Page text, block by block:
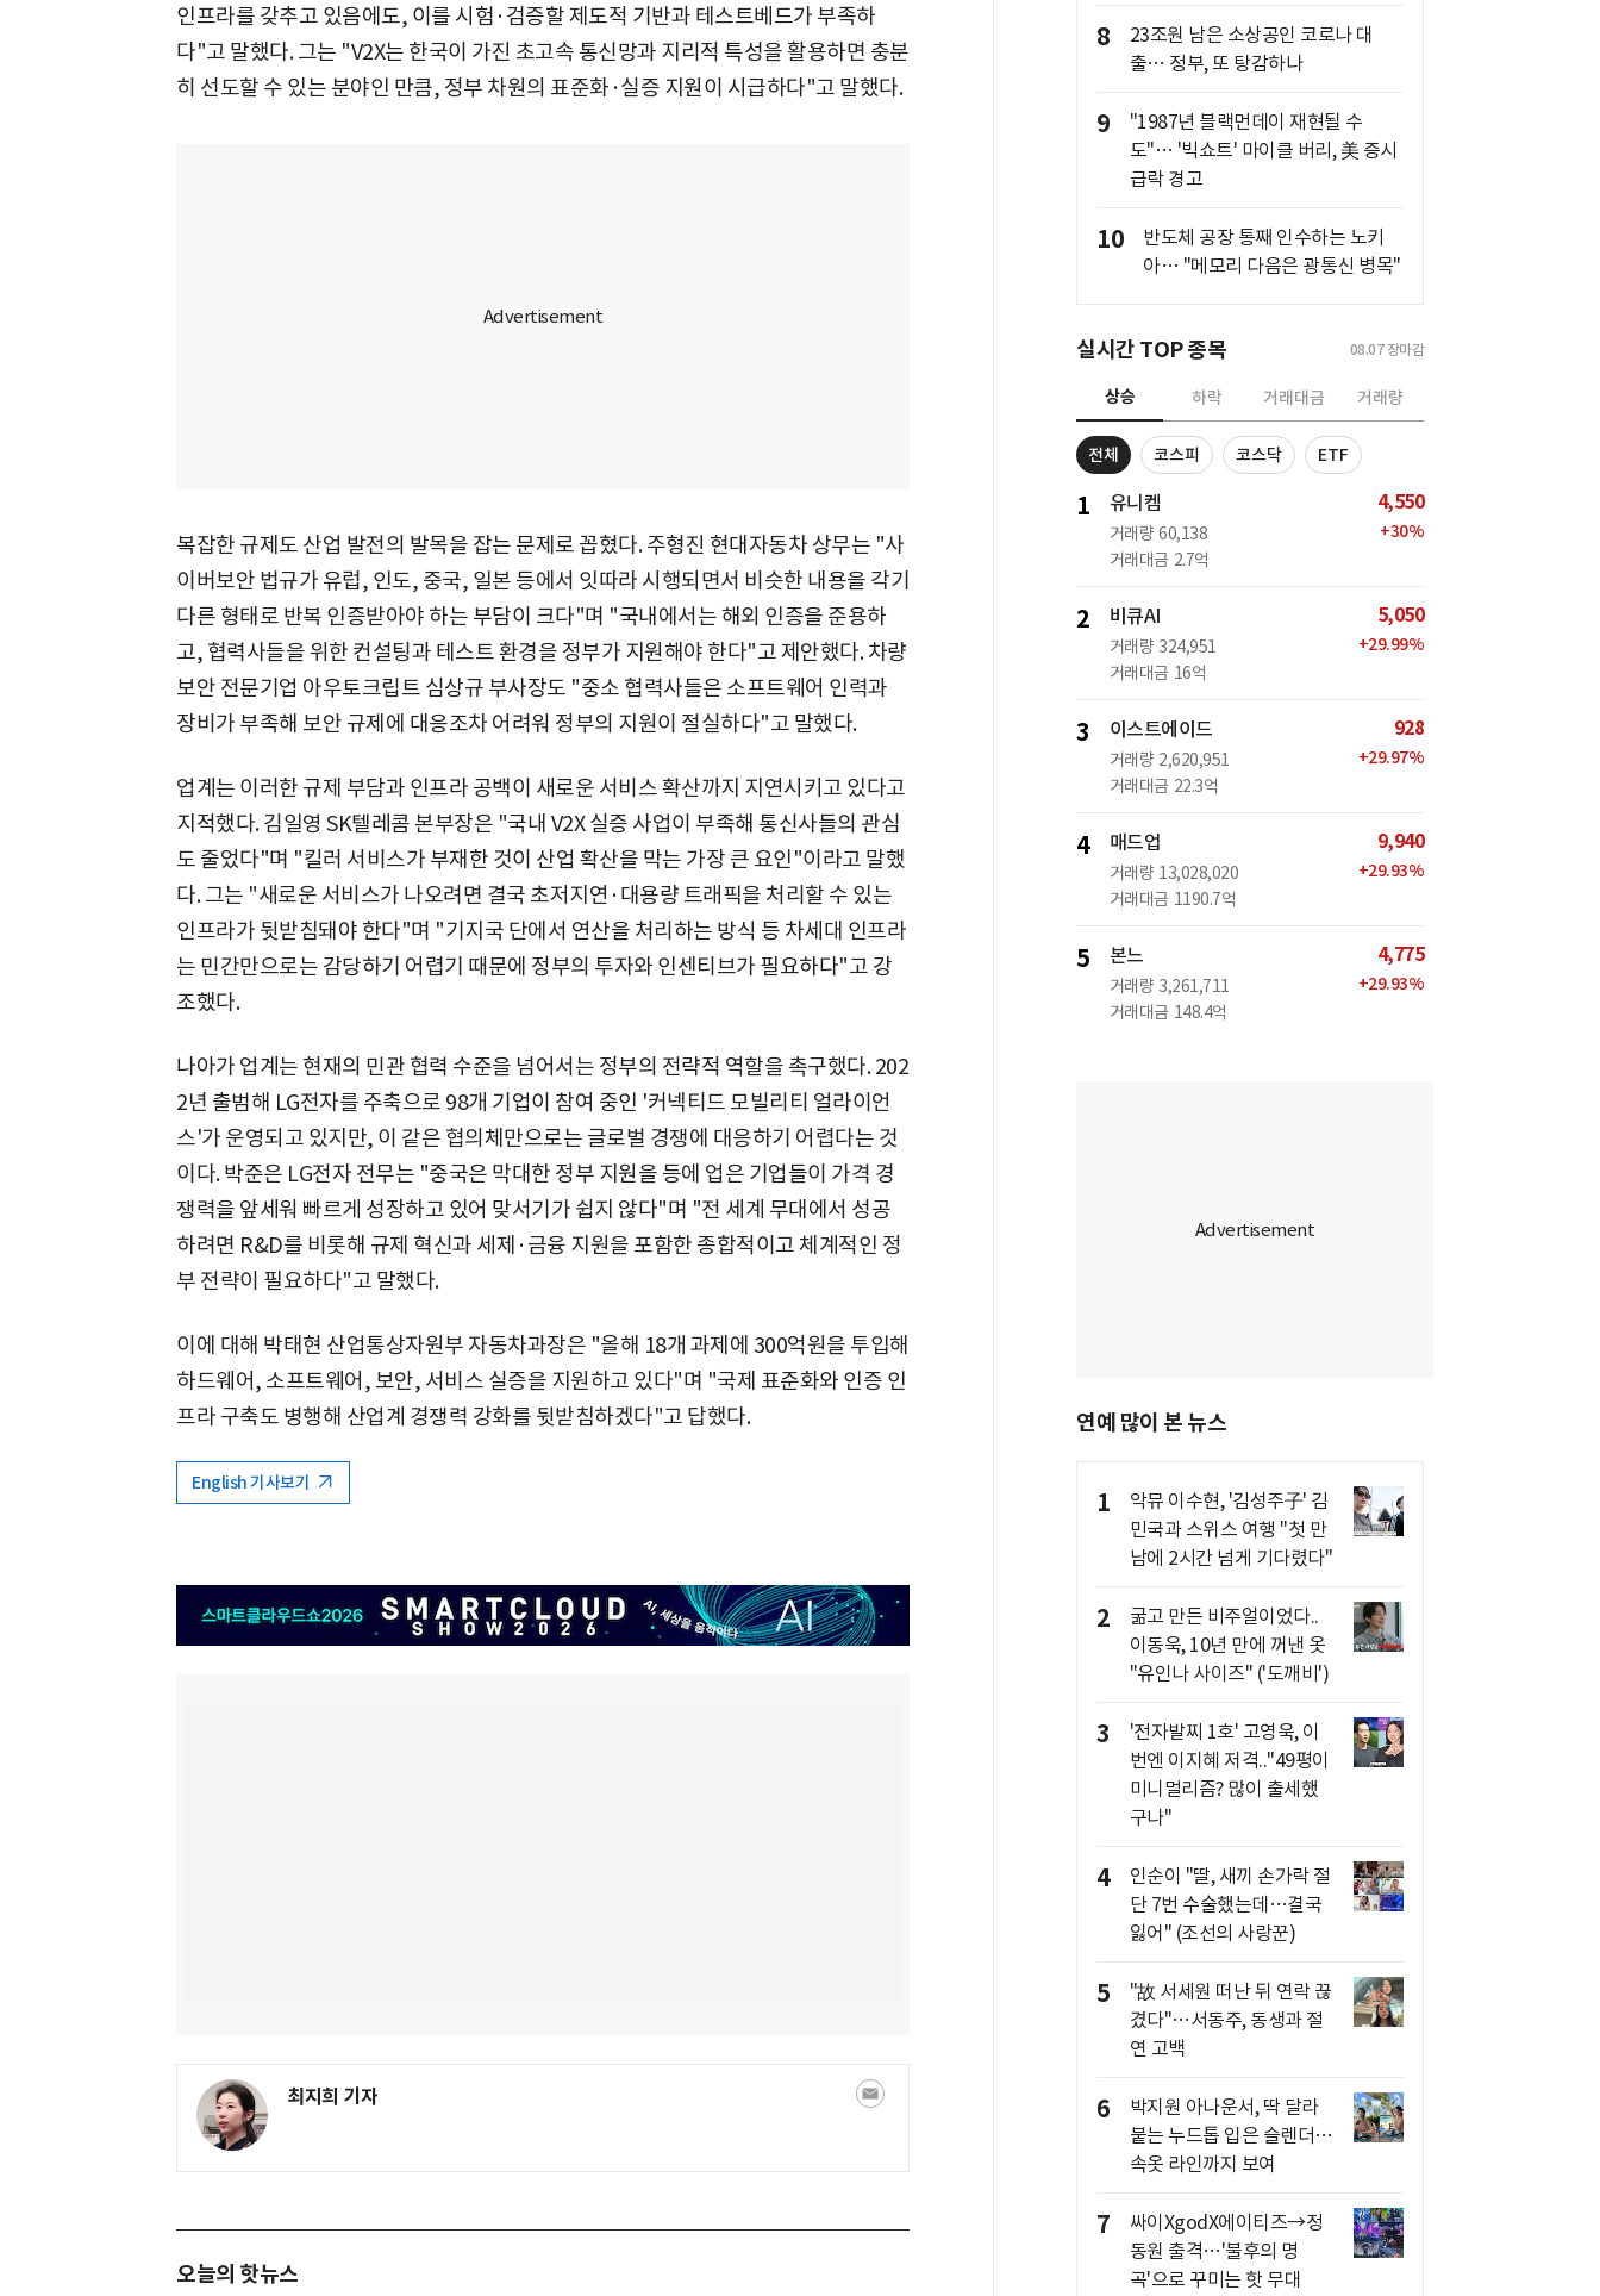
인프라를 갖추고 있음에도, 이를 시험·검증할 제도적 기반과 테스트베드가 부족하
다"고 말했다. 그는 "V2X는 한국이 가진 초고속 통신망과 지리적 특성을 활용하면 충분
히 선도할 수 있는 분야인 만큼, 정부 차원의 표준화·실증 지원이 시급하다"고 말했다.
복잡한 규제도 산업 발전의 발목을 잡는 문제로 꼽혔다. 주형진 현대자동차 상무는 "사
이버보안 법규가 유럽, 인도, 중국, 일본 등에서 잇따라 시행되면서 비슷한 내용을 각기
다른 형태로 반복 인증받아야 하는 부담이 크다"며 "국내에서는 해외 인증을 준용하
고, 협력사들을 위한 컨설팅과 테스트 환경을 정부가 지원해야 한다"고 제안했다. 차량
보안 전문기업 아우토크립트 심상규 부사장도 "중소 협력사들은 소프트웨어 인력과
장비가 부족해 보안 규제에 대응조차 어려워 정부의 지원이 절실하다"고 말했다.
업계는 이러한 규제 부담과 인프라 공백이 새로운 서비스 확산까지 지연시키고 있다고
지적했다. 김일영 SK텔레콤 본부장은 "국내 V2X 실증 사업이 부족해 통신사들의 관심
도 줄었다"며 "킬러 서비스가 부재한 것이 산업 확산을 막는 가장 큰 요인"이라고 말했
다. 그는 "새로운 서비스가 나오려면 결국 초저지연·대용량 트래픽을 처리할 수 있는
인프라가 뒷받침돼야 한다"며 "기지국 단에서 연산을 처리하는 방식 등 차세대 인프라
는 민간만으로는 감당하기 어렵기 때문에 정부의 투자와 인센티브가 필요하다"고 강
조했다.
나아가 업계는 현재의 민관 협력 수준을 넘어서는 정부의 전략적 역할을 촉구했다. 202
2년 출범해 LG전자를 주축으로 98개 기업이 참여 중인 '커넥티드 모빌리티 얼라이언
스'가 운영되고 있지만, 이 같은 협의체만으로는 글로벌 경쟁에 대응하기 어렵다는 것
이다. 박준은 LG전자 전무는 "중국은 막대한 정부 지원을 등에 업은 기업들이 가격 경
쟁력을 앞세워 빠르게 성장하고 있어 맞서기가 쉽지 않다"며 "전 세계 무대에서 성공
하려면 R&D를 비롯해 규제 혁신과 세제·금융 지원을 포함한 종합적이고 체계적인 정
부 전략이 필요하다"고 말했다.
이에 대해 박태현 산업통상자원부 자동차과장은 "올해 18개 과제에 300억원을 투입해
하드웨어, 소프트웨어, 보안, 서비스 실증을 지원하고 있다"며 "국제 표준화와 인증 인
프라 구축도 병행해 산업계 경쟁력 강화를 뒷받침하겠다"고 답했다.
English 기사보기
최지희 기자
오늘의 핫뉴스
8
23조원 남은 소상공인 코로나 대
출… 정부, 또 탕감하나
9
"1987년 블랙먼데이 재현될 수
도"… '빅쇼트' 마이클 버리, 美 증시
급락 경고
10
반도체 공장 통째 인수하는 노키
아… "메모리 다음은 광통신 병목"
실시간 TOP 종목 08.07 장마감
상승 하락 거래대금 거래량
전체 코스피 코스닥 ETF
1 유니켐
거래량 60,138
거래대금 2.7억
4,550
+30%
2 비큐AI
거래량 324,951
거래대금 16억
5,050
+29.99%
3 이스트에이드
거래량 2,620,951
거래대금 22.3억
928
+29.97%
4 매드업
거래량 13,028,020
거래대금 1190.7억
9,940
+29.93%
5 본느
거래량 3,261,711
거래대금 148.4억
4,775
+29.93%
연예 많이 본 뉴스
1
악뮤 이수현, '김성주子' 김
민국과 스위스 여행 "첫 만
남에 2시간 넘게 기다렸다"
2
굶고 만든 비주얼이었다..
이동욱, 10년 만에 꺼낸 옷
"유인나 사이즈" ('도깨비')
3
'전자발찌 1호' 고영욱, 이
번엔 이지혜 저격.."49평이
미니멀리즘? 많이 출세했
구나"
4
인순이 "딸, 새끼 손가락 절
단 7번 수술했는데…결국
잃어" (조선의 사랑꾼)
5
"故 서세원 떠난 뒤 연락 끊
겼다"…서동주, 동생과 절
연 고백
6
박지원 아나운서, 딱 달라
붙는 누드톱 입은 슬렌더…
속옷 라인까지 보여
7
싸이XgodX에이티즈→정
동원 출격…'불후의 명
곡'으로 꾸미는 핫 무대